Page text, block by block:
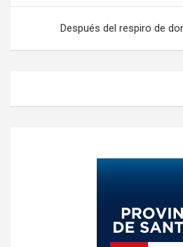
Después del respiro de